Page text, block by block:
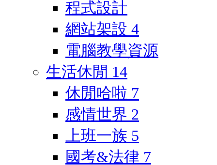
程式設計
網站架設 4
電腦教學資源
生活休閒 14
休閒哈啦 7
感情世界 2
上班一族 5
國考&法律 7